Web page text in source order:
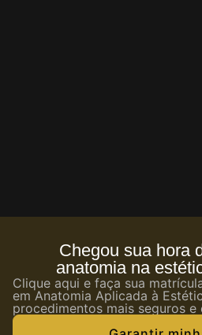
Chegou sua hora
anatomia na
Clique aqui e faça sua
em Anatomia Aplicada à
procedimentos mais seguros e